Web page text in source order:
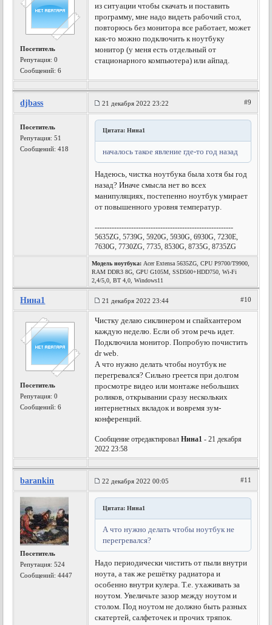
Посетитель
Репутация:0
Сообщений: 6
из ситуации чтобы скачать и поставить
программу, мне надо видеть рабочий стол,
повторюсь без монитора все работает, может
как-то можно подключить к ноутбуку
монитор (у меня есть отдельный от
стационарного компьютера) или айпад.
djbass 21 декабря 2022 23:22 #9
Посетитель
Репутация:51
Сообщений: 418
Цитата: Нина1
началось такое явление где-то год назад
Надеюсь, чистка ноутбука была хотя бы год
назад? Иначе смысла нет во всех
манипуляциях, постепенно ноутбук умирает
от повышенного уровня температур.
---------------------------------------------------------
5635ZG, 5739G, 5920G, 5930G, 6930G, 7230E,
7630G, 7730ZG, 7735, 8530G, 8735G, 8735ZG
Модель ноутбука: Acer Extensa 5635ZG, CPU P9700/T9900,
RAM DDR3 8G, GPU G105M, SSD500+HDD750, Wi-Fi
2,4/5,0, BT 4,0, Windows11
Нина1 21 декабря 2022 23:44 #10
Посетитель
Репутация:0
Сообщений: 6
Чистку делаю сиклинером и спайхантером
каждую неделю. Если об этом речь идет.
Подключила монитор. Попробую почистить
dr web.
А что нужно делать чтобы ноутбук не
перегревался? Сильно греется при долгом
просмотре видео или монтаже небольших
роликов, открывании сразу нескольких
интернетных вкладок и вовремя зум-
конференций.
Сообщение отредактировалНина1 - 21 декабря
2022 23:58
barankin 22 декабря 2022 00:05 #11
Посетитель
Репутация:524
Сообщений: 4447
Цитата: Нина1
А что нужно делать чтобы ноутбук не
перегревался?
Надо периодически чистить от пыли внутри
ноута, а так же решётку радиатора и
особенно внутри кулера. Т.е. ухаживать за
ноутом. Увеличьте зазор между ноутом и
столом. Под ноутом не должно быть разных
скатертей, салфеточек и прочих тряпок.